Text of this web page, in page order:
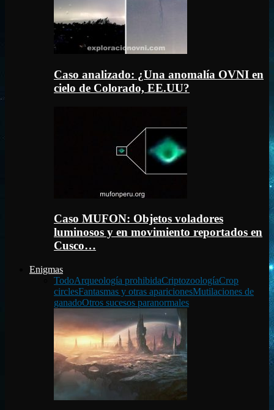
Caso analizado: ¿Una anomalía OVNI en
cielo de Colorado, EE.UU?
Caso MUFON: Objetos voladores
luminosos y en movimiento reportados en
Cusco…
Enigmas
TodoArqueología prohibidaCriptozoologíaCrop
circlesFantasmas y otras aparicionesMutilaciones de
ganadoOtros sucesos paranormales